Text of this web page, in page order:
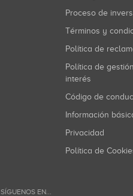
Proceso de
Términos y
Política de
Política de gestión de conflictos de
interés
Código de
Información
Privacidad
Política de
SÍGUENOS EN...